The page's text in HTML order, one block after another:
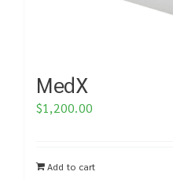
MedX
$1,200.00
Add to cart